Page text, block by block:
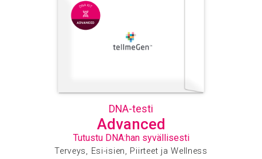
DNA-testi
Advanced
Tutustu DNA:han syvällisesti
Terveys, Esi-isien, Piirteet ja Wellness